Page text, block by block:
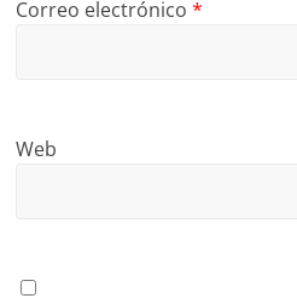
Correo electrónico*
Web